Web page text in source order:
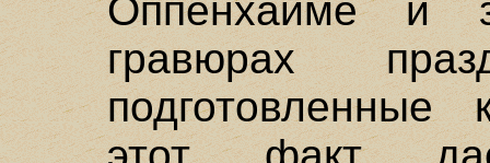
Оппенхайме и
гравюрах
подготовленные